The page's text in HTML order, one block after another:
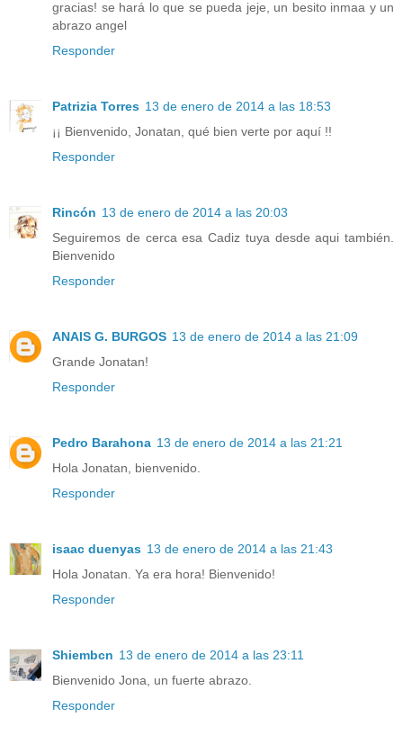
gracias! se hará lo que se pueda jeje, un besito inmaa y un
abrazo angel
Responder
Patrizia Torres 13 de enero de 2014 a las 18:53
¡¡ Bienvenido, Jonatan, qué bien verte por aquí !!
Responder
Rincón 13 de enero de 2014 a las 20:03
Seguiremos de cerca esa Cadiz tuya desde aqui también.
Bienvenido
Responder
ANAIS G. BURGOS 13 de enero de 2014 a las 21:09
Grande Jonatan!
Responder
Pedro Barahona 13 de enero de 2014 a las 21:21
Hola Jonatan, bienvenido.
Responder
isaac duenyas 13 de enero de 2014 a las 21:43
Hola Jonatan. Ya era hora! Bienvenido!
Responder
Shiembcn 13 de enero de 2014 a las 23:11
Bienvenido Jona, un fuerte abrazo.
Responder